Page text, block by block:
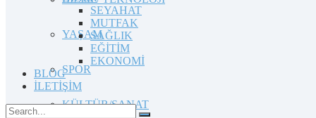
YAŞAM
SPOR
KÜLTÜR/SANAT
SEYAHAT
MUTFAK
SAĞLIK
EĞİTİM
EKONOMİ
BLOG
İLETİŞİM